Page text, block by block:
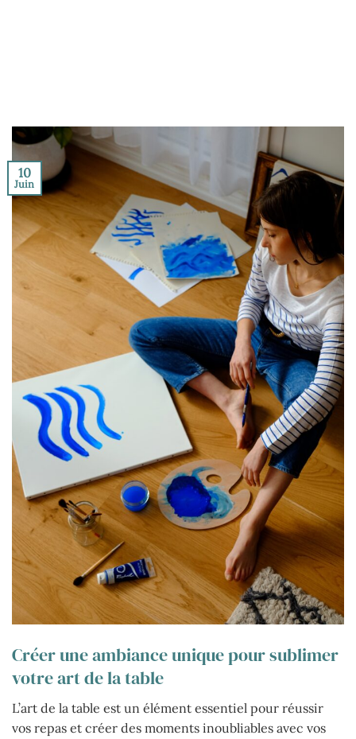
10
Juin
Créer une ambiance unique pour sublimer
votre art de la table
L’art de la table est un élément essentiel pour réussir
vos repas et créer des moments inoubliables avec vos